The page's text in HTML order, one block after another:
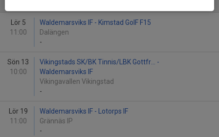
Lör 5
11:00
Waldemarsviks IF - Kimstad GoIF F15
Dalängen
-
Sön 13
10:00
Vikingstads SK/BK Tinnis/LBK Gottfr... -
Waldemarsviks IF
Vikingavallen Vikingstad
-
Lör 19
11:00
Waldemarsviks IF - Lotorps IF
Grännäs IP
-